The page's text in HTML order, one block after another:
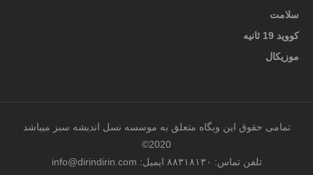
سلامت
کووید 19 ثانیه
موزیکال
تمامی حقوق این وبگاه متعلق به موسسه نسل اندیشه سبز میباشد
2020©
تلفن تماس: ۸۸۳۱۸۱۳۰ ایمیل: info@dirindirin.com